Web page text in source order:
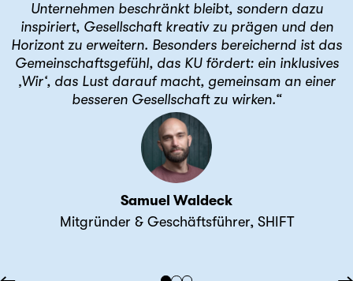
Unternehmen beschränkt bleibt, sondern dazu
inspiriert, Gesellschaft kreativ zu prägen und den
Horizont zu erweitern. Besonders bereichernd ist das
Gemeinschaftsgefühl, das KU fördert: ein inklusives
‚Wir‘, das Lust darauf macht, gemeinsam an einer
besseren Gesellschaft zu wirken.“
Samuel Waldeck
Mitgründer & Geschäftsführer, SHIFT